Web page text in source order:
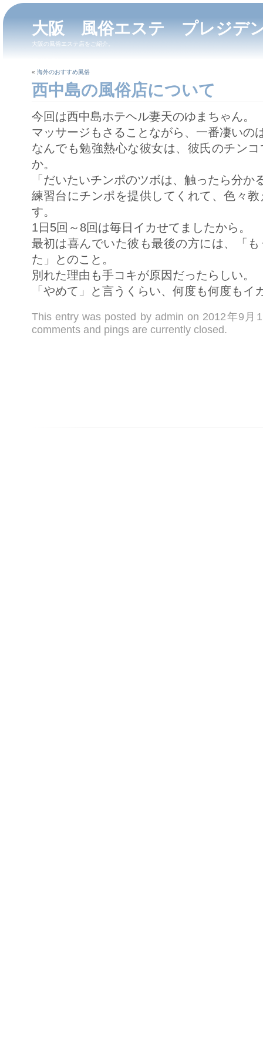
大阪 風俗エステ プレジデ
大阪の風俗エステ店をご紹介。
« 海外のおすすめ風俗
西中島の風俗店について
今回は西中島ホテヘル妻天のゆまちゃん。
マッサージもさることながら、一番凄いの
なんでも勉強熱心な彼女は、彼氏のチン
か。
「だいたいチンポのツボは、触ったら分か
練習台にチンポを提供してくれて、色々
す。
1日5回～8回は毎日イカせてましたから。
最初は喜んでいた彼も最後の方には、「
た」とのこと。
別れた理由も手コキが原因だったらしい。
「やめて」と言うくらい、何度も何度もイ
This entry was posted by admin on 2012年9
comments and pings are currently closed.